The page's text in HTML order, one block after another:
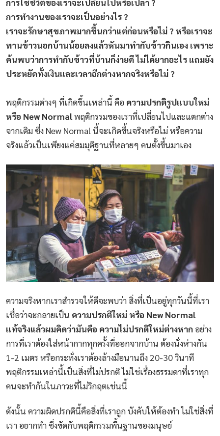
การใช้ชีวิตของเราจะเปลี่ยนไปหรือเปล่า ?
การทำงานของเราจะเป็นอย่างไร ?
เราจะรักษาสุขภาพมากขึ้นกว่าแต่ก่อนหรือไม่ ? หรือเราจะ
ทานข้าวนอกบ้านน้อยลงแล้วหันมาทำกับข้าวกินเอง เพราะ
ค้นพบว่าการทำกับข้าวที่บ้านก็ง่ายดี ไม่ได้ยากอะไร แถมยัง
ประหยัดทั้งเงินและเวลาอีกต่างหากจริงหรือไม่ ?
พฤติกรรมต่างๆ ที่เกิดขึ้นเหล่านี้ คือ ความปรกติรูปแบบใหม่
หรือ New Normalพฤติกรรมของเราที่เปลี่ยนไปและแตกต่าง
จากเดิม ซึ่ง New Normal นี้จะเกิดขึ้นจริงหรือไม่ หรือความ
จริงแล้วเป็นเพียงแค่สมมุติฐานที่หลายๆ คนตั้งขึ้นมาเอง
ความจริงหากเราสำรวจให้ดีจะพบว่า สิ่งที่เป็นอยู่ทุกวันนี้ที่เรา
เชื่อว่าจะกลายเป็น ความปรกติใหม่ หรือ New Normal
แท้จริงแล้วผมคิดว่ามันคือ ความไม่ปรกติใหม่ต่างหากอย่าง
การที่เราต้องใส่หน้ากากทุกครั้งที่ออกจากบ้าน ต้องนั่งห่างกัน
1-2 เมตร หรือกระทั่งเราต้องล้างมือนานถึง 20-30 วินาที
พฤติกรรมเหล่านี้เป็นสิ่งที่ไม่ปรกติ ไม่ใช่เรื่องธรรมดาที่เราทุก
คนจะทำกันในภาวะที่ไม่วิกฤตเช่นนี้
ดังนั้น ความผิดปรกตินี้คือสิ่งที่เราถูก บังคับให้ต้องทำ ไม่ใช่สิ่งที่
เรา อยากทำ ซึ่งขัดกับพฤติกรรมพื้นฐานของมนุษย์